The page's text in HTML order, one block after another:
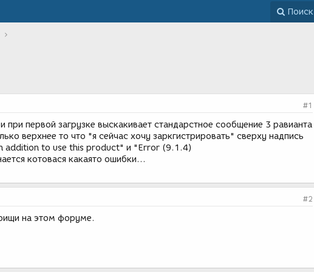
Поиск
#1
при первой загрузке выскакивает стандарстное сообщение 3 равианта
верхнее то что "я сейчас хочу заркгистрировать" сверху надпись
addition to use this product" и "Error (9.1.4)
котовася какаято ошибки...
#2
на этом форуме.